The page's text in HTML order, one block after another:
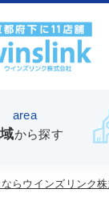
area
から探す
らウインズリンク